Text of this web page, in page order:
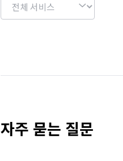
자주 묻는 질문